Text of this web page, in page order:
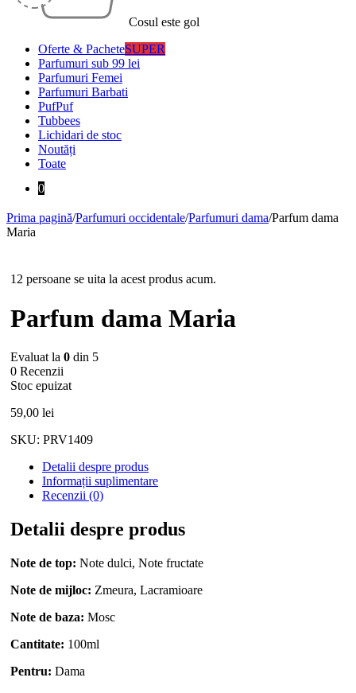
Cosul este gol
Oferte & PacheteSUPER
Parfumuri sub 99 lei
Parfumuri Femei
Parfumuri Barbati
PufPuf
Tubbees
Lichidari de stoc
Noutăți
Toate
0
Prima pagină/Parfumuri occidentale/Parfumuri dama/Parfum dama
Maria
12 persoane se uita la acest produs acum.
Parfum dama Maria
Evaluat la 0 din 5
0 Recenzii
Stoc epuizat
59,00 lei
SKU: PRV1409
Detalii despre produs
Informații suplimentare
Recenzii (0)
Detalii despre produs
Note de top: Note dulci, Note fructate
Note de mijloc: Zmeura, Lacramioare
Note de baza: Mosc
Cantitate: 100ml
Pentru: Dama